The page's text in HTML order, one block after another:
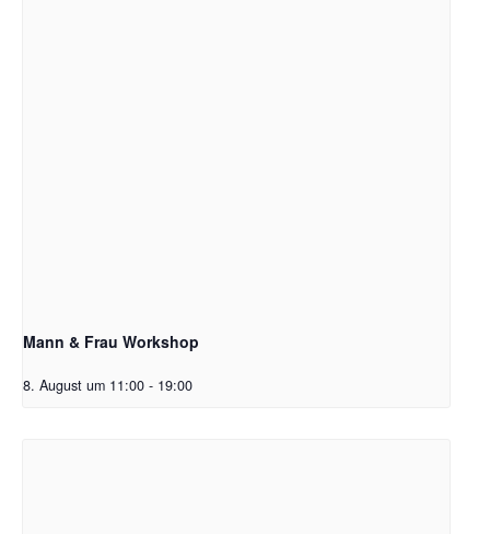
Mann & Frau Workshop
8. August um 11:00 - 19:00